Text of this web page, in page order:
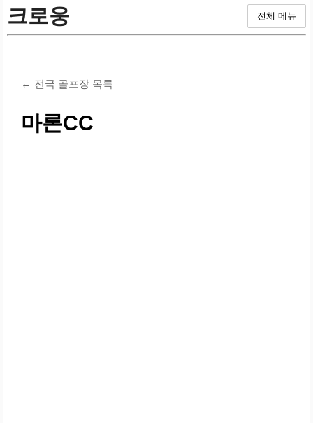
크로웅 전체 메뉴
← 전국 골프장 목록
마론CC